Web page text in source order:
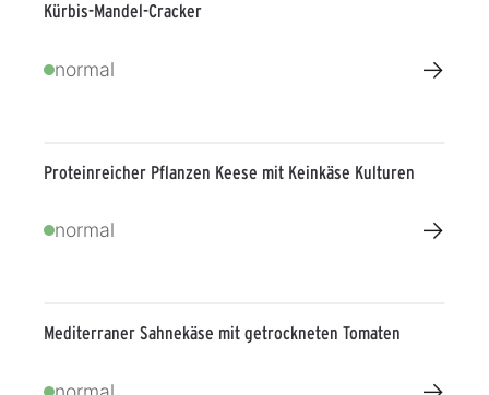
Kürbis-Mandel-Cracker
normal →
Proteinreicher Pflanzen Keese mit Keinkäse Kulturen
normal →
Mediterraner Sahnekäse mit getrockneten Tomaten